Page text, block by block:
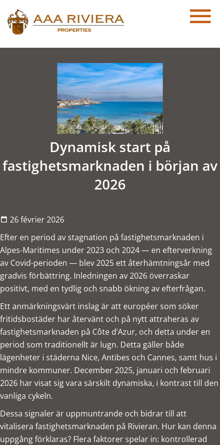
Dynamisk start på
fastighetsmarknaden i början av
2026
26 février 2026
Efter en period av stagnation på fastighetsmarknaden i
Alpes-Maritimes under 2023 och 2024 — en efterverkning
av Covid-perioden — blev 2025 ett återhämtningsår med
gradvis förbättring. Inledningen av 2026 överraskar
positivt, med en tydlig och snabb ökning av efterfrågan.
Ett anmärkningsvärt inslag är att européer som söker
fritidsbostäder har återvänt och på nytt attraheras av
fastighetsmarknaden på Côte d’Azur, och detta under en
period som traditionellt är lugn. Detta gäller både
lägenheter i städerna Nice, Antibes och Cannes, samt hus i
mindre kommuner. December 2025, januari och februari
2026 har visat sig vara särskilt dynamiska, i kontrast till den
vanliga cykeln.
Dessa signaler är uppmuntrande och bidrar till att
vitalisera fastighetsmarknaden på Rivieran. Hur kan denna
uppgång förklaras? Flera faktorer spelar in: kontrollerad